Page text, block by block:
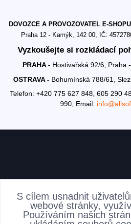
DOVOZCE A PROVOZOVATEL E-
Praha 12 - Kamýk, 142 00, IČ:
Vyzkoušejte si rozkládací
PRAHA - Hostivařská 92/6, Praha
OSTRAVA - Bohumínská 788/61,
Telefon: +420 775 627 848, 605 290
990, Email:
AKTUALITY
S cílem usnadnit
webové stránky,
Používáním našich